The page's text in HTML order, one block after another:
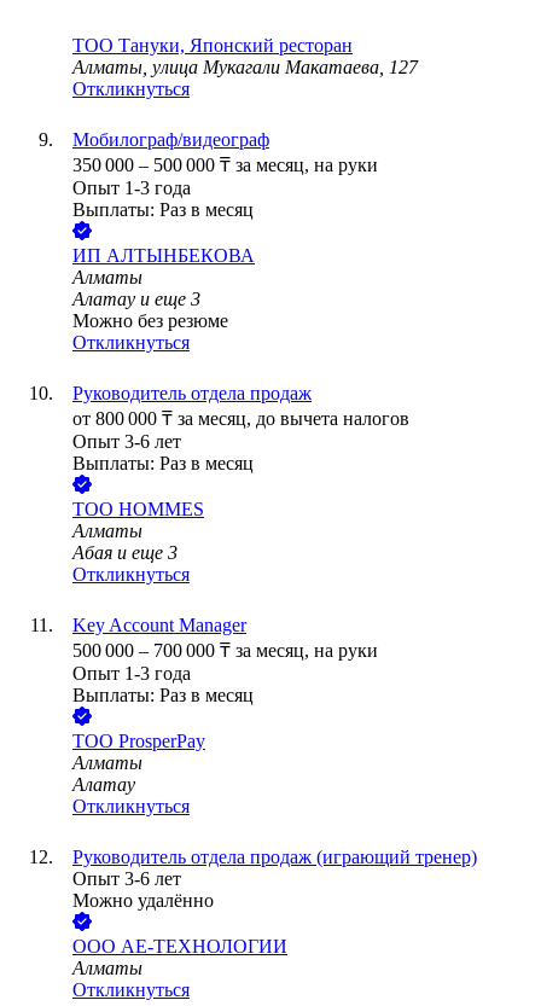
ТОО Тануки, Японский ресторан
Алматы, улица Мукагали Макатаева, 127
Откликнуться
Мобилограф/видеограф
350 000 – 500 000 ₸ за месяц, на руки
Опыт 1-3 года
Выплаты: Раз в месяц
ИП АЛТЫНБЕКОВА
Алматы
Алатау и еще 3
Можно без резюме
Откликнуться
Руководитель отдела продаж
от 800 000 ₸ за месяц, до вычета налогов
Опыт 3-6 лет
Выплаты: Раз в месяц
ТОО HOMMES
Алматы
Абая и еще 3
Откликнуться
Key Account Manager
500 000 – 700 000 ₸ за месяц, на руки
Опыт 1-3 года
Выплаты: Раз в месяц
ТОО ProsperPay
Алматы
Алатау
Откликнуться
Руководитель отдела продаж (играющий тренер)
Опыт 3-6 лет
Можно удалённо
ООО АЕ-ТЕХНОЛОГИИ
Алматы
Откликнуться